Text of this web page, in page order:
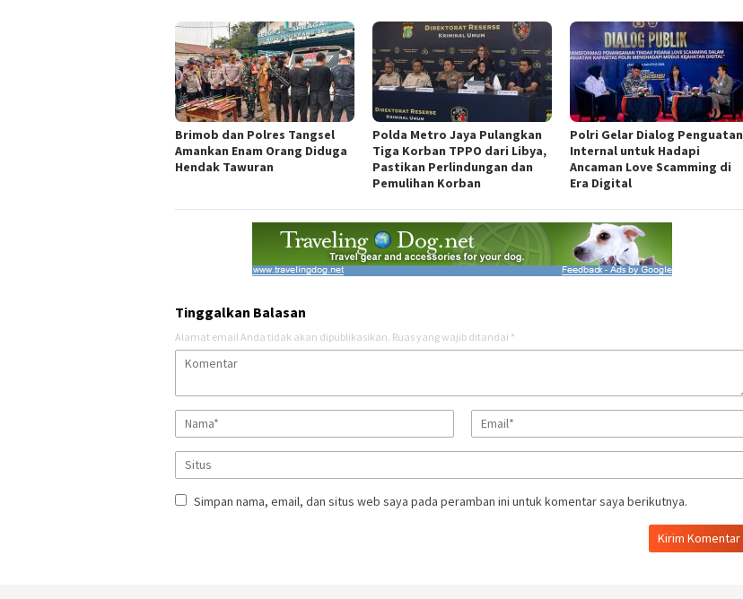
Brimob dan Polres Tangsel
Amankan Enam Orang Diduga
Hendak Tawuran
Polda Metro Jaya Pulangkan
Tiga Korban TPPO dari Libya,
Pastikan Perlindungan dan
Pemulihan Korban
Polri Gelar Dialog Penguatan
Internal untuk Hadapi
Ancaman Love Scamming di
Era Digital
Tinggalkan Balasan
Alamat email Anda tidak akan dipublikasikan. Ruas yang wajib ditandai *
Simpan nama, email, dan situs web saya pada peramban ini untuk komentar saya berikutnya.